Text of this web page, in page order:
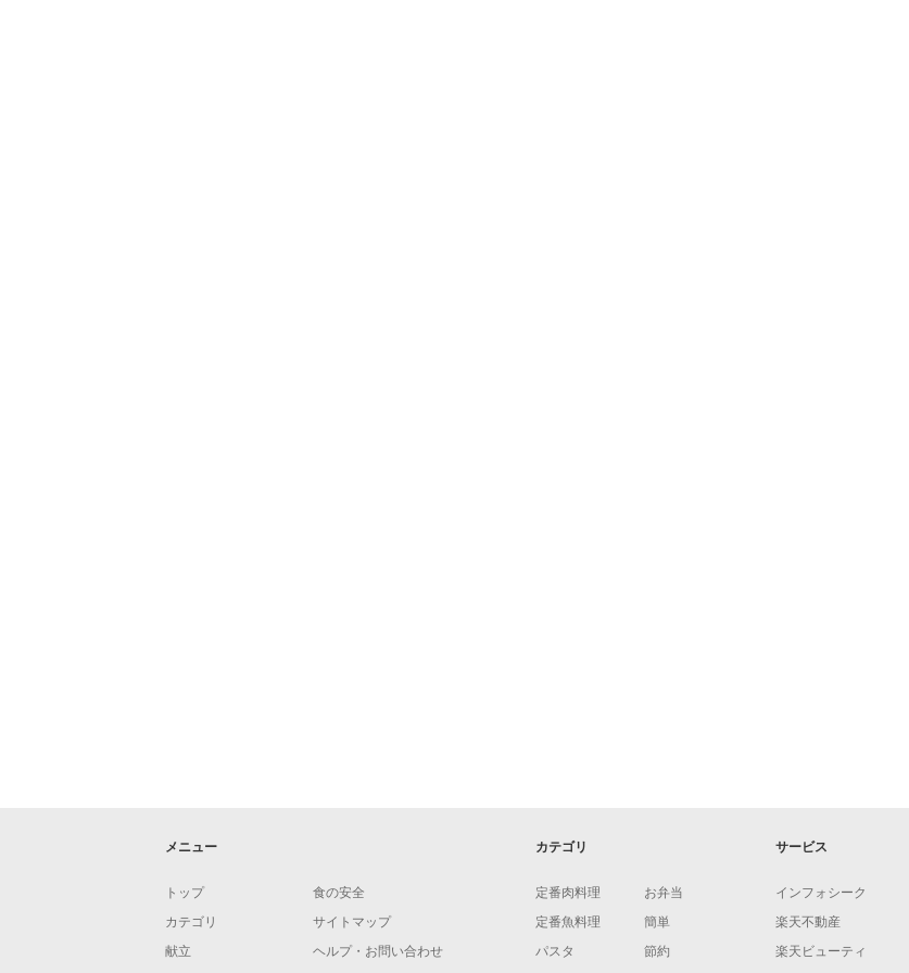
メニュー
トップ
カテゴリ
献立
食の安全
サイトマップ
ヘルプ・お問い合わせ
カテゴリ
定番肉料理
定番魚料理
パスタ
お弁当
簡単
節約
サービス
インフォシーク
楽天不動産
楽天ビューティ